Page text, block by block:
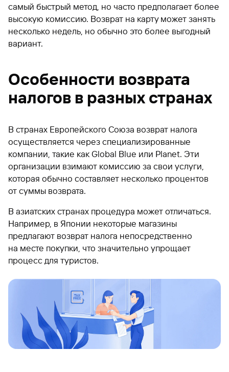
самый быстрый метод, но часто предполагает более
высокую комиссию. Возврат на карту может занять
несколько недель, но обычно это более выгодный
вариант.
Особенности возврата
налогов в разных странах
В странах Европейского Союза возврат налога
осуществляется через специализированные
компании, такие как Global Blue или Planet. Эти
организации взимают комиссию за свои услуги,
которая обычно составляет несколько процентов
от суммы возврата.
В азиатских странах процедура может отличаться.
Например, в Японии некоторые магазины
предлагают возврат налога непосредственно
на месте покупки, что значительно упрощает
процесс для туристов.